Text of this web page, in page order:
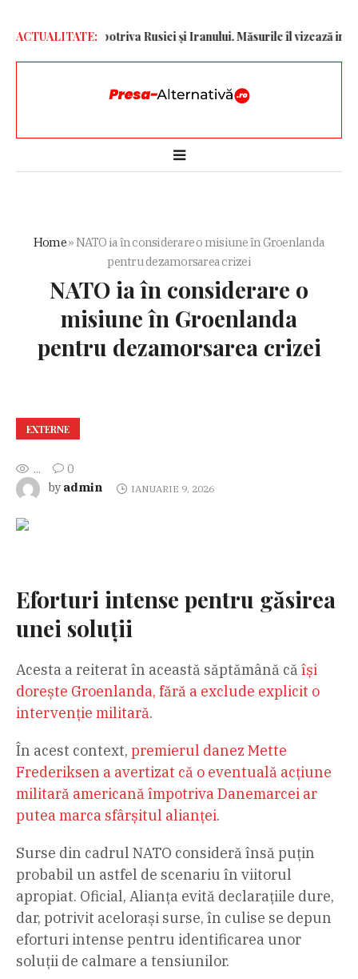
ACTUALITATE:
sancțiuni împotriva Rusiei și Iranului. Măsurile îl vizează inclusiv
Home»NATO ia în considerare o misiune în Groenlanda
pentru dezamorsarea crizei
NATO ia în considerare o
misiune în Groenlanda
pentru dezamorsarea crizei
EXTERNE
...
0
by admin IANUARIE 9, 2026
Eforturi intense pentru găsirea
unei soluții
Acesta a reiterat în această săptămână căîși
dorește Groenlanda, fără a exclude explicit o
intervenție militară.
În acest context, premierul danez Mette
Frederiksen a avertizat că o eventuală acțiune
militară americană împotriva Danemarcei ar
putea marca sfârșitul alianței.
Surse din cadrul NATO consideră însă puțin
probabil un astfel de scenariu în viitorul
apropiat. Oficial, Alianța evită declarațiile dure,
dar, potrivit acelorași surse, în culise se depun
eforturi intense pentru identificarea unor
soluții de calmare a tensiunilor.